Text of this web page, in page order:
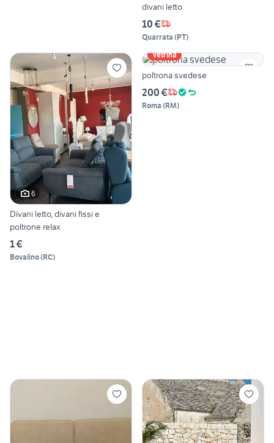
divani letto
10 €
Quarrata (PT)
6
Divani letto, divani fissi e
poltrone relax
1 €
Bovalino(RC)
Vetrina
poltrona svedese
200 €
Roma (RM)